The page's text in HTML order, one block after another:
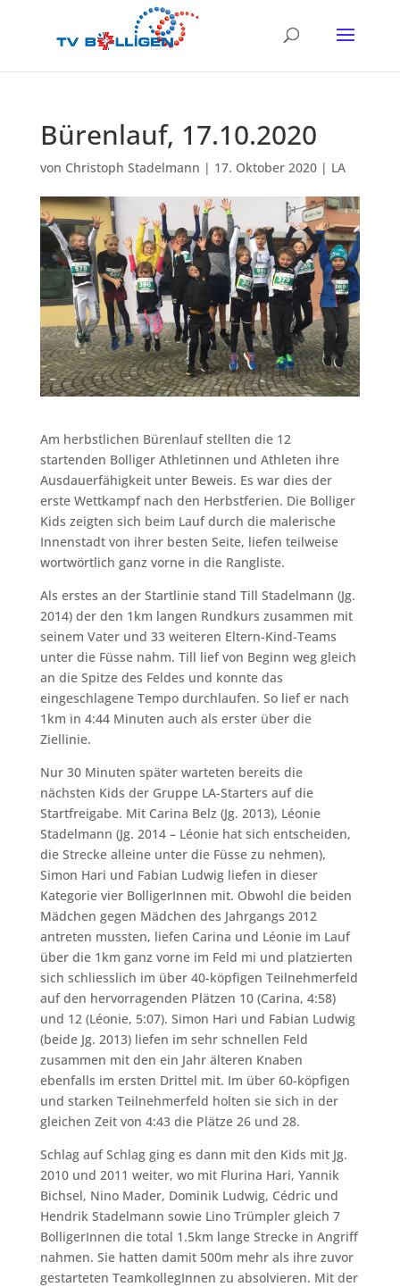
Bürenlauf, 17.10.2020
von Christoph Stadelmann | 17. Oktober 2020| LA
Am herbstlichen Bürenlauf stellten die 12
startenden Bolliger Athletinnen und Athleten ihre
Ausdauerfähigkeit unter Beweis. Es war dies der
erste Wettkampf nach den Herbstferien. Die Bolliger
Kids zeigten sich beim Lauf durch die malerische
Innenstadt von ihrer besten Seite, liefen teilweise
wortwörtlich ganz vorne in die Rangliste.
Als erstes an der Startlinie stand Till Stadelmann (Jg.
2014) der den 1km langen Rundkurs zusammen mit
seinem Vater und 33 weiteren Eltern-Kind-Teams
unter die Füsse nahm. Till lief von Beginn weg gleich
an die Spitze des Feldes und konnte das
eingeschlagene Tempo durchlaufen. So lief er nach
1km in 4:44 Minuten auch als erster über die
Ziellinie.
Nur 30 Minuten später warteten bereits die
nächsten Kids der Gruppe LA-Starters auf die
Startfreigabe. Mit Carina Belz (Jg. 2013), Léonie
Stadelmann (Jg. 2014 – Léonie hat sich entscheiden,
die Strecke alleine unter die Füsse zu nehmen),
Simon Hari und Fabian Ludwig liefen in dieser
Kategorie vier BolligerInnen mit. Obwohl die beiden
Mädchen gegen Mädchen des Jahrgangs 2012
antreten mussten, liefen Carina und Léonie im Lauf
über die 1km ganz vorne im Feld mi und platzierten
sich schliesslich im über 40-köpfigen Teilnehmerfeld
auf den hervorragenden Plätzen 10 (Carina, 4:58)
und 12 (Léonie, 5:07). Simon Hari und Fabian Ludwig
(beide Jg. 2013) liefen im sehr schnellen Feld
zusammen mit den ein Jahr älteren Knaben
ebenfalls im ersten Drittel mit. Im über 60-köpfigen
und starken Teilnehmerfeld holten sie sich in der
gleichen Zeit von 4:43 die Plätze 26 und 28.
Schlag auf Schlag ging es dann mit den Kids mit Jg.
2010 und 2011 weiter, wo mit Flurina Hari, Yannik
Bichsel, Nino Mader, Dominik Ludwig, Cédric und
Hendrik Stadelmann sowie Lino Trümpler gleich 7
BolligerInnen die total 1.5km lange Strecke in Angriff
nahmen. Sie hatten damit 500m mehr als ihre zuvor
gestarteten TeamkollegInnen zu absolvieren. Mit der